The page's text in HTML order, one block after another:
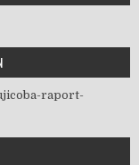
raport-